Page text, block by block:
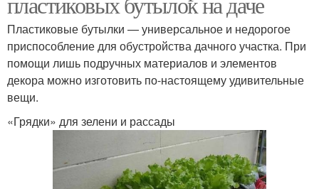
Пластиковые бутылки — универсальное и недорогое
приспособление для обустройства дачного участка. При
помощи лишь подручных материалов и элементов
декора можно изготовить по-настоящему удивительные
вещи.
«Грядки» для зелени и рассады